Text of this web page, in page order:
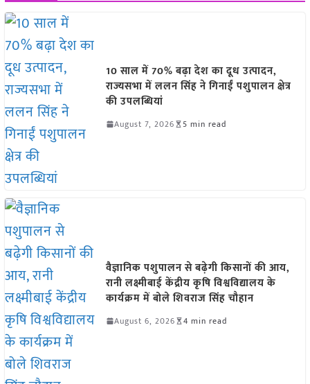
10 साल में 70% बढ़ा देश का दूध उत्पादन,
राज्यसभा में ललन सिंह ने गिनाईं पशुपालन क्षेत्र
की उपलब्धियां
August 7, 2026 5 min read
वैज्ञानिक पशुपालन से बढ़ेगी किसानों की आय,
रानी लक्ष्मीबाई केंद्रीय कृषि विश्वविद्यालय के
कार्यक्रम में बोले शिवराज सिंह चौहान
August 6, 2026 4 min read